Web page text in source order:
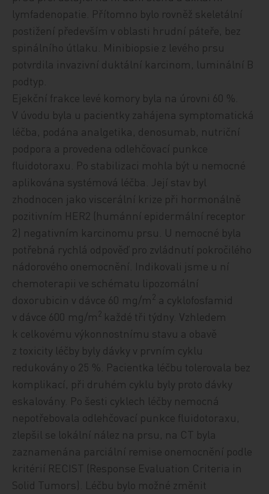
lymfadenopatie. Přítomno bylo rovněž skeletální
postižení především v oblasti hrudní páteře, bez
spinálního útlaku. Minibiopsie z levého prsu
potvrdila invazivní duktální karcinom, luminální B
podtyp.
Ejekční frakce levé komory byla na úrovni 60 %.
V úvodu byla u pacientky zahájena symptomatická
léčba, podána analgetika, denosumab, nutriční
podpora a provedena odlehčovací punkce
fluidotoraxu. Po stabilizaci mohla být u nemocné
aplikována systémová léčba. Její stav byl
zhodnocen jako viscerální krize při hormonálně
pozitivním HER2 (humánní epidermální receptor
2) negativním karcinomu prsu. U nemocné byla
potřebná rychlá odpověď pro zvládnutí pokročilého
nádorového onemocnění. Indikovali jsme u ní
chemoterapii ve schématu lipozomální
doxorubicin v dávce 60 mg/m 2 a cyklofosfamid
v dávce 600 mg/m 2 každé tři týdny. Vzhledem
k celkovému výkonnostnímu stavu a obavě
z toxicity léčby byly dávky v prvním cyklu
redukovány o 25 %. Pacientka léčbu tolerovala bez
komplikací, při druhém cyklu byly proto dávky
eskalovány. Po šesti cyklech léčby nemocná
nepotřebovala odlehčovací punkce fluidotoraxu,
zlepšil se lokální nález na prsu, na CT byla
zaznamenána parciální remise onemocnění podle
kritérií RECIST (Response Evaluation Criteria in
Solid Tumors). Léčbu bylo možné změnit